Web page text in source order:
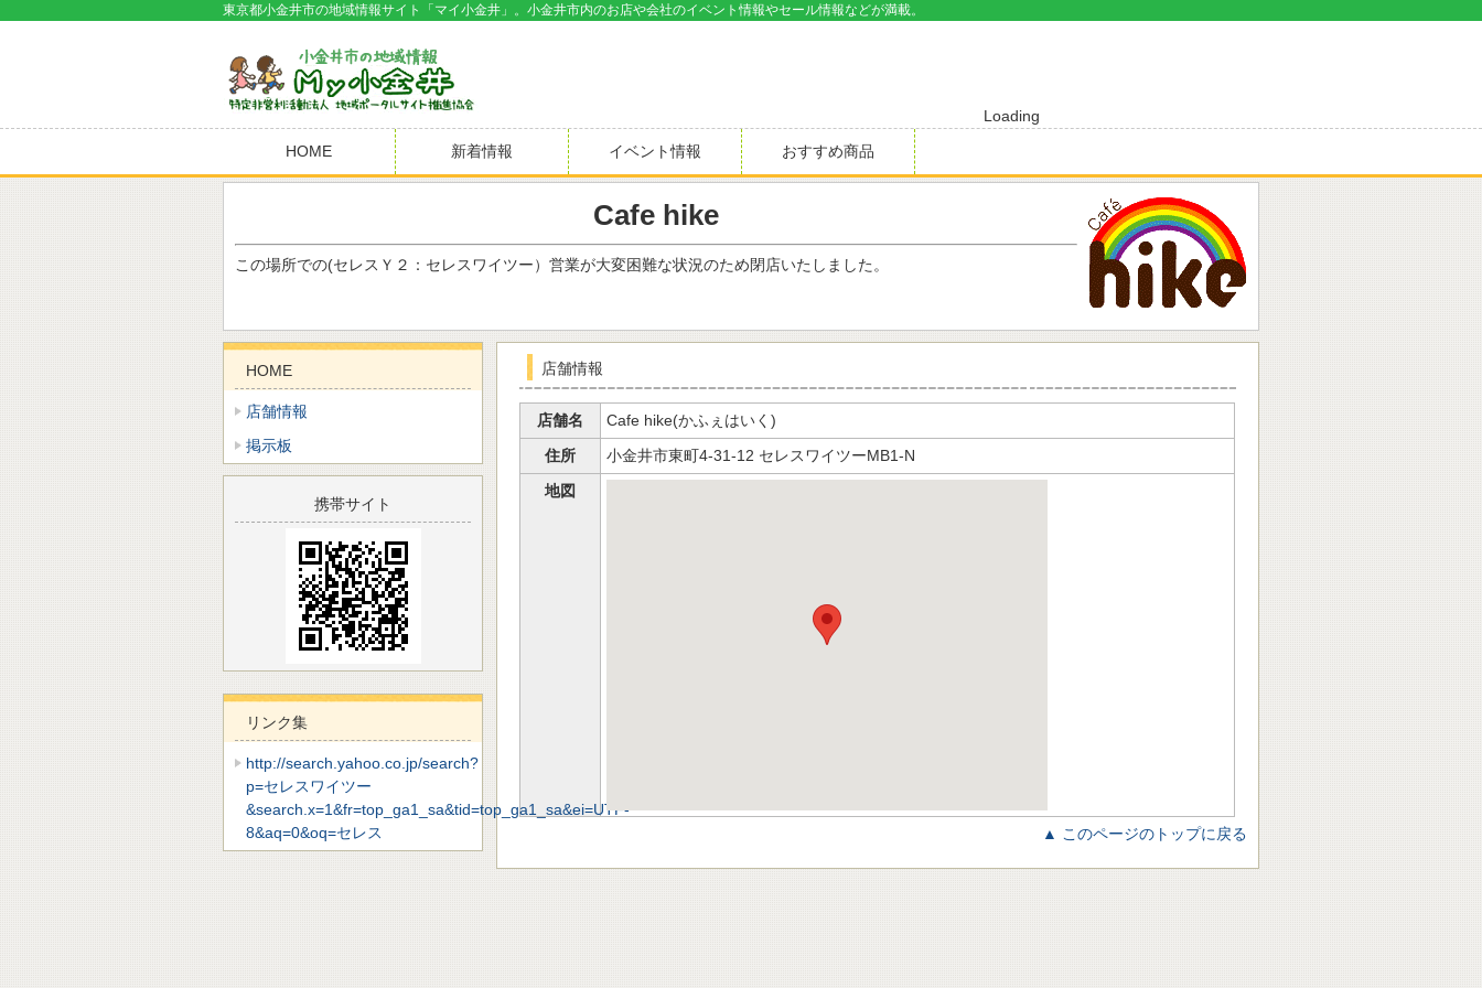
東京都小金井市の地域情報サイト「マイ小金井」。小金井市内のお店や会社のイベント情報やセール情報などが満載。
Loading
HOME
新着情報 イベント情報 おすすめ商品
Cafe hike
この場所での(セレスＹ２：セレスワイツー）営業が大変困難な状況のため閉店いたしました。
店舗情報
店舗名
Cafe hike(かふぇはいく)
住所
小金井市東町4-31-12 セレスワイツーMB1-N
地図
▲ このページのトップに戻る
HOME
店舗情報
掲示板
携帯サイト
リンク集
http://search.yahoo.co.jp/search?
p=セレスワイツー
&search.x=1&fr=top_ga1_sa&tid=top_ga1_sa&ei=UTF-
8&aq=0&oq=セレス